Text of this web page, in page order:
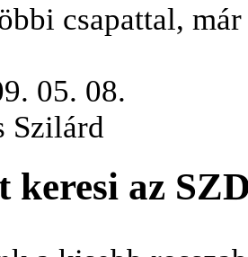
csapattal,
05. 08.
Szilárd
keresi az